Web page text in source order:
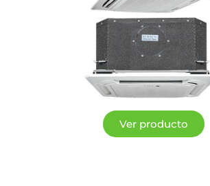
Ver producto